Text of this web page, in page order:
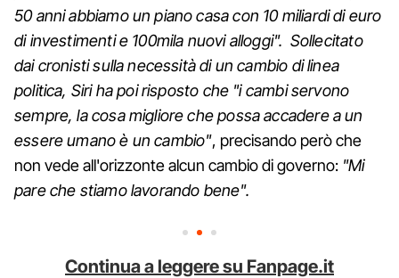
50 anni abbiamo un piano casa con 10 miliardi di euro
di investimenti e 100mila nuovi alloggi". Sollecitato
dai cronisti sulla necessità di un cambio di linea
politica, Siri ha poi risposto che "i cambi servono
sempre, la cosa migliore che possa accadere a un
essere umano è un cambio", precisando però che
non vede all'orizzonte alcun cambio di governo: "Mi
pare che stiamo lavorando bene".
Continua a leggere su Fanpage.it